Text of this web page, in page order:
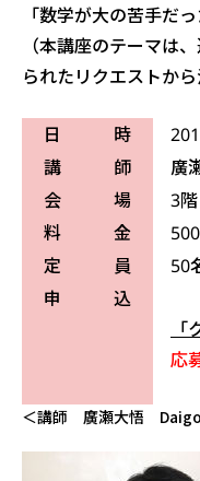
「数学が大の苦手だ
（本講座のテーマは
られたリクエストから
日 時
講 師
廣
会 場
3
料 金
定 員
50
申 込
応
＜講師 廣瀬大悟 Daigo